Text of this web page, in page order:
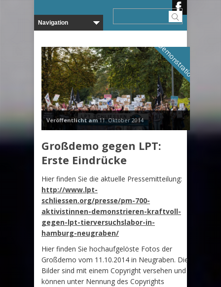
Demonstration
Veröffentlicht am11. Oktober 2014
Großdemo gegen LPT:
Erste Eindrücke
Hier finden Sie die aktuelle Pressemitteilung:
http://www.lpt-
schliessen.org/presse/pm-700-
aktivistinnen-demonstrieren-kraftvoll-
gegen-lpt-tierversuchslabor-in-
hamburg-neugraben/
Hier finden Sie hochaufgelöste Fotos der
Großdemo vom 11.10.2014 in Neugraben. Die
Bilder sind mit einem Copyright versehen und
können unter Nennung des Copyrights